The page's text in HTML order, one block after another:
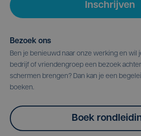
Inschrijven
Bezoek ons
Ben je benieuwd naar onze werking en wil
bedrijf of vriendengroep een bezoek
schermen brengen? Dan kan je een
boeken.
Boek